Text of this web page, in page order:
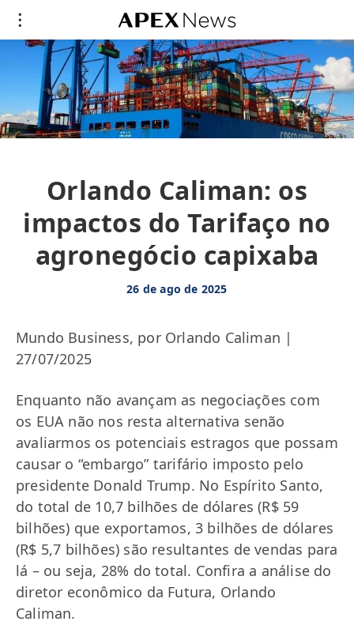
Orlando Caliman: os
impactos do Tarifaço no
agronegócio capixaba
26 de ago de 2025
Mundo Business, por Orlando Caliman |
27/07/2025
Enquanto não avançam as negociações com
os EUA não nos resta alternativa senão
avaliarmos os potenciais estragos que possam
causar o “embargo” tarifário imposto pelo
presidente Donald Trump. No Espírito Santo,
do total de 10,7 bilhões de dólares (R$ 59
bilhões) que exportamos, 3 bilhões de dólares
(R$ 5,7 bilhões) são resultantes de vendas para
lá – ou seja, 28% do total. Confira a análise do
diretor econômico da Futura, Orlando
Caliman.